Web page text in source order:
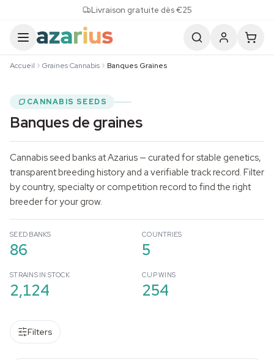
Livraison gratuite dès €25
Accueil Graines Cannabis Banques Graines
CANNABIS SEEDS
Banques de graines
Cannabis seed banks at Azarius — curated for stable genetics,
transparent breeding history and a verifiable track record. Filter
by country, specialty or competition record to find the right
breeder for your grow.
SEED BANKS
86
COUNTRIES
5
STRAINS IN STOCK
2,124
CUP WINS
254
Filters